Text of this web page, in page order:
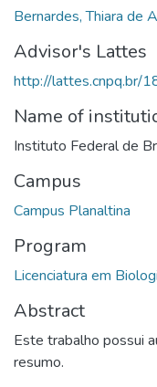
Bernardes, Thiara de
Advisor's Lattes
http://lattes.cnpq.br/
Name of
Instituto Federal de
Campus
Campus Planaltina
Program
Licenciatura em
Abstract
Este trabalho possui
resumo.